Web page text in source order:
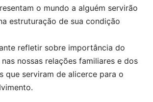
o mundo a alguém servirão
estruturação de sua condição
refletir sobre importância do
nossas relações familiares e dos
que serviram de alicerce para o